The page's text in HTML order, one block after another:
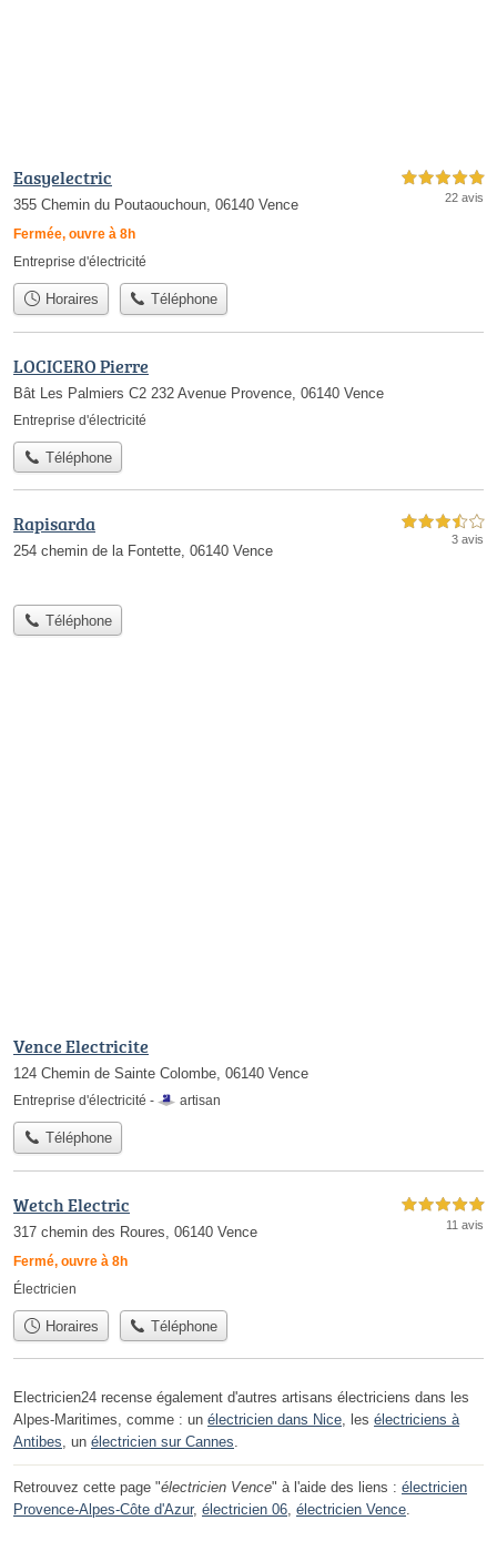
Easyelectric
355 Chemin du Poutaouchoun, 06140 Vence
Fermée, ouvre à 8h
5,0 étoiles sur 5
22 avis
Entreprise d'électricité
Horaires Téléphone
LOCICERO Pierre
Bât Les Palmiers C2 232 Avenue Provence, 06140 Vence
Entreprise d'électricité
Téléphone
Rapisarda
254 chemin de la Fontette, 06140 Vence
3,5 étoiles sur 5
3 avis
Téléphone
Vence Electricite
124 Chemin de Sainte Colombe, 06140 Vence
Entreprise d'électricité - artisan
Téléphone
Wetch Electric
317 chemin des Roures, 06140 Vence
Fermé, ouvre à 8h
5,0 étoiles sur 5
11 avis
Électricien
Horaires Téléphone
Electricien24 recense également d'autres artisans électriciens dans les
Alpes-Maritimes, comme : un électricien dans Nice, les électriciens à
Antibes, un électricien sur Cannes.
Retrouvez cette page "électricien Vence" à l'aide des liens : électricien
Provence-Alpes-Côte d'Azur, électricien 06, électricien Vence.